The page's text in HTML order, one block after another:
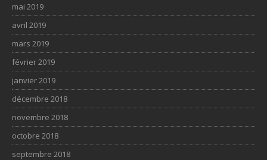
mai 2019
avril 2019
mars 2019
février 2019
janvier 2019
décembre 2018
novembre 2018
octobre 2018
septembre 2018